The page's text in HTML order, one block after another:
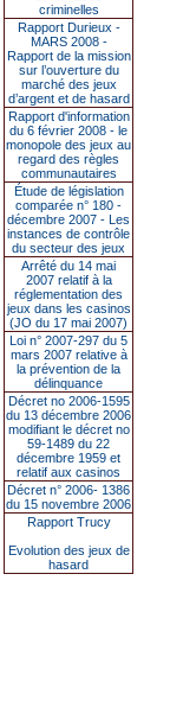
criminelles
Rapport Durieux -
MARS 2008 -
Rapport de la mission
sur l’ouverture du
marché des jeux
d’argent et de hasard
Rapport d'information
du 6 février 2008 - le
monopole des jeux au
regard des règles
communautaires
Étude de législation
comparée n° 180 -
décembre 2007 - Les
instances de contrôle
du secteur des jeux
Arrêté du 14 mai
2007 relatif à la
réglementation des
jeux dans les casinos
(JO du 17 mai 2007)
Loi n° 2007-297 du 5
mars 2007 relative à
la prévention de la
délinquance
Décret no 2006-1595
du 13 décembre 2006
modifiant le décret no
59-1489 du 22
décembre 1959 et
relatif aux casinos
Décret n° 2006- 1386
du 15 novembre 2006
Rapport Trucy
Evolution des jeux de
hasard